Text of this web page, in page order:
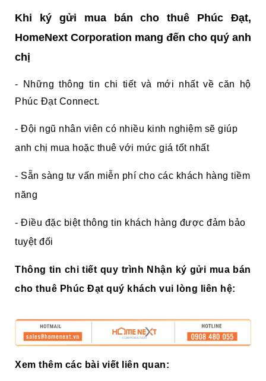
Khi ký gửi mua bán cho thuê Phúc Đạt,
HomeNext Corporation mang đến cho quý anh
chị
- Những thông tin chi tiết và mới nhất về căn hộ
Phúc Đạt Connect.
- Đội ngũ nhân viên có nhiều kinh nghiệm sẽ giúp
anh chị mua hoặc thuê với mức giá tốt nhất
- Sẵn sàng tư vấn miễn phí cho các khách hàng tiềm
năng
- Điều đặc biệt thông tin khách hàng được đảm bảo
tuyệt đối
Thông tin chi tiết quy trình Nhận ký gửi mua bán
cho thuê Phúc Đạt quý khách vui lòng liên hệ:
Xem thêm các bài viết liên quan: